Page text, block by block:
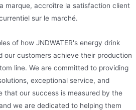
marque, accroître la satisfaction client
sur le marché.
of how JNDWATER's energy drink
our customers achieve their production
line. We are committed to providing
exceptional service, and
that our success is measured by the
we are dedicated to helping them